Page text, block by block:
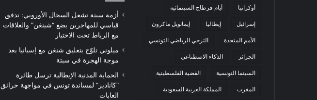
أوكرانيا أيام قرطاج السينمائية
إسرائيل إيطاليا إيمانويل ماكرون
الأمم المتحدة الترجي الرياضي التونسي
الجزائر الذكاء الاصطناعي
السينما التونسية القضية الفلسطينية
المغرب المملكة العربية السعودية
أزمة سبتة تشعل السجال الأوروبي: تدفق
قياسي للمهاجرين يضع “شينغن” والعلاقات
مع الرباط تحت الاختبار
ميلوني تلوّح بتعليق شنغن مع إسبانيا بعد
موجة الهجرة في سبتة
الحماية المدنية الإيطالية ترسل طائرة
“كانادير” لمساندة تونس في مواجهة حرائق
الغابات